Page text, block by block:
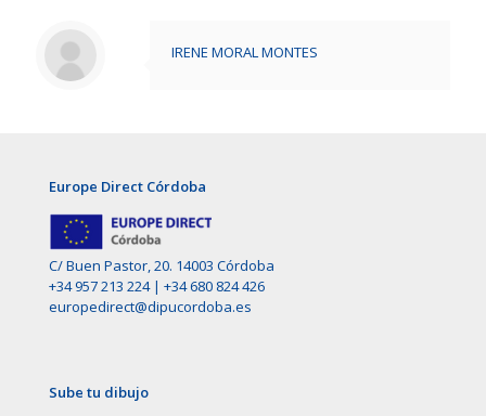
IRENE MORAL MONTES
Europe Direct Córdoba
C/ Buen Pastor, 20. 14003 Córdoba
+34 957 213 224| +34 680 824 426
europedirect@dipucordoba.es
Sube tu dibujo